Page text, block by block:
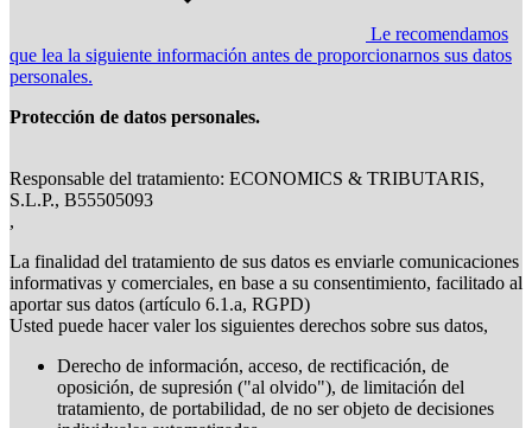
Le recomendamos
que lea la siguiente información antes de proporcionarnos sus datos
personales.
Protección de datos personales.
Responsable del tratamiento: ECONOMICS & TRIBUTARIS,
S.L.P., B55505093
,
La finalidad del tratamiento de sus datos es enviarle comunicaciones
informativas y comerciales, en base a su consentimiento, facilitado al
aportar sus datos (artículo 6.1.a, RGPD)
Usted puede hacer valer los siguientes derechos sobre sus datos,
Derecho de información, acceso, de rectificación, de
oposición, de supresión ("al olvido"), de limitación del
tratamiento, de portabilidad, de no ser objeto de decisiones